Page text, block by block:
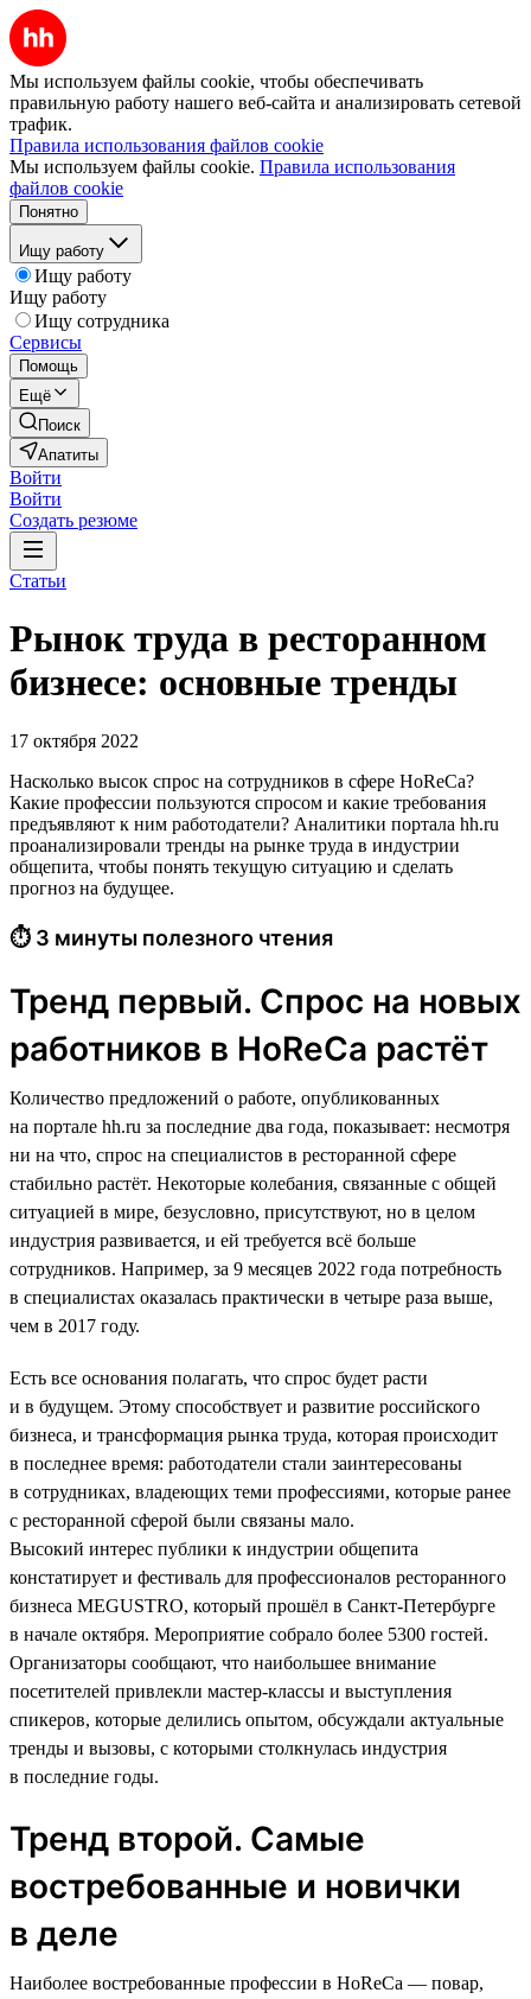
Мы используем файлы cookie, чтобы обеспечивать
правильную работу нашего веб-сайта и анализировать сетевой
трафик.
Правила использования файлов cookie
Мы используем файлы cookie. Правила использования
файлов cookie
Понятно
Ищу работу
Ищу работу
Ищу работу
Ищу сотрудника
Сервисы
Помощь
Ещё
Поиск
Апатиты
Войти
Войти
Создать резюме
Статьи
Рынок труда в ресторанном
бизнесе: основные тренды
17 октября 2022
Насколько высок спрос на сотрудников в сфере HoReCa?
Какие профессии пользуются спросом и какие требования
предъявляют к ним работодатели? Аналитики портала hh.ru
проанализировали тренды на рынке труда в индустрии
общепита, чтобы понять текущую ситуацию и сделать
прогноз на будущее.
⏱ 3 минуты полезного чтения
Тренд первый. Спрос на новых
работников в HoReCa растёт
Количество предложений о работе, опубликованных
на портале hh.ru за последние два года, показывает: несмотря
ни на что, спрос на специалистов в ресторанной сфере
стабильно растёт. Некоторые колебания, связанные с общей
ситуацией в мире, безусловно, присутствуют, но в целом
индустрия развивается, и ей требуется всё больше
сотрудников. Например, за 9 месяцев 2022 года потребность
в специалистах оказалась практически в четыре раза выше,
чем в 2017 году.
Есть все основания полагать, что спрос будет расти
и в будущем. Этому способствует и развитие российского
бизнеса, и трансформация рынка труда, которая происходит
в последнее время: работодатели стали заинтересованы
в сотрудниках, владеющих теми профессиями, которые ранее
с ресторанной сферой были связаны мало.
Высокий интерес публики к индустрии общепита
констатирует и фестиваль для профессионалов ресторанного
бизнеса MEGUSTRO, который прошёл в Санкт-Петербурге
в начале октября. Мероприятие собрало более 5300 гостей.
Организаторы сообщают, что наибольшее внимание
посетителей привлекли мастер-классы и выступления
спикеров, которые делились опытом, обсуждали актуальные
тренды и вызовы, с которыми столкнулась индустрия
в последние годы.
Тренд второй. Самые
востребованные и новички
в деле
Наиболее востребованные профессии в HoReCa — повар,